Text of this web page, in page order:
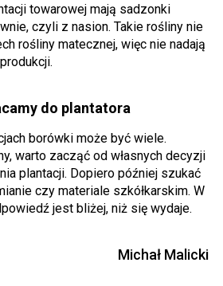
towarowej mają sadzonki
czyli z nasion. Takie rośliny nie
rośliny matecznej, więc nie nadają
do plantatora
borówki może być wiele.
warto zacząć od własnych decyzji
plantacji. Dopiero później szukać
czy materiale szkółkarskim. W
jest bliżej, niż się wydaje.
Michał Malicki